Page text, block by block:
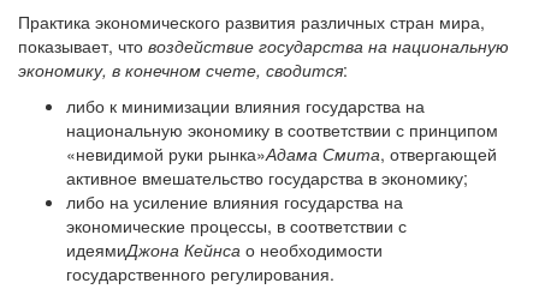
Практика экономического развития различных стран мира,
показывает, что воздействие государства на национальную
экономику, в конечном счете, сводится:
либо к минимизации влияния государства на
национальную экономику в соответствии с принципом
«невидимой руки рынка»Адама Смита, отвергающей
активное вмешательство государства в экономику;
либо на усиление влияния государства на
экономические процессы, в соответствии с
идеямиДжона Кейнса о необходимости
государственного регулирования.